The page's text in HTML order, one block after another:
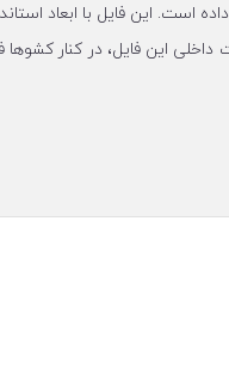
این فایل با ابعاد
این فایل، در کنار